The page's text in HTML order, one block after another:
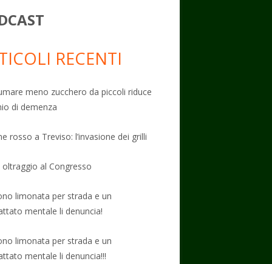
RECENTI
meno zucchero da piccoli riduce
di demenza
rosso a Treviso: l’invasione dei grilli
oltraggio al Congresso
limonata per strada e un
mentale li denuncia!
limonata per strada e un
mentale li denuncia!!!